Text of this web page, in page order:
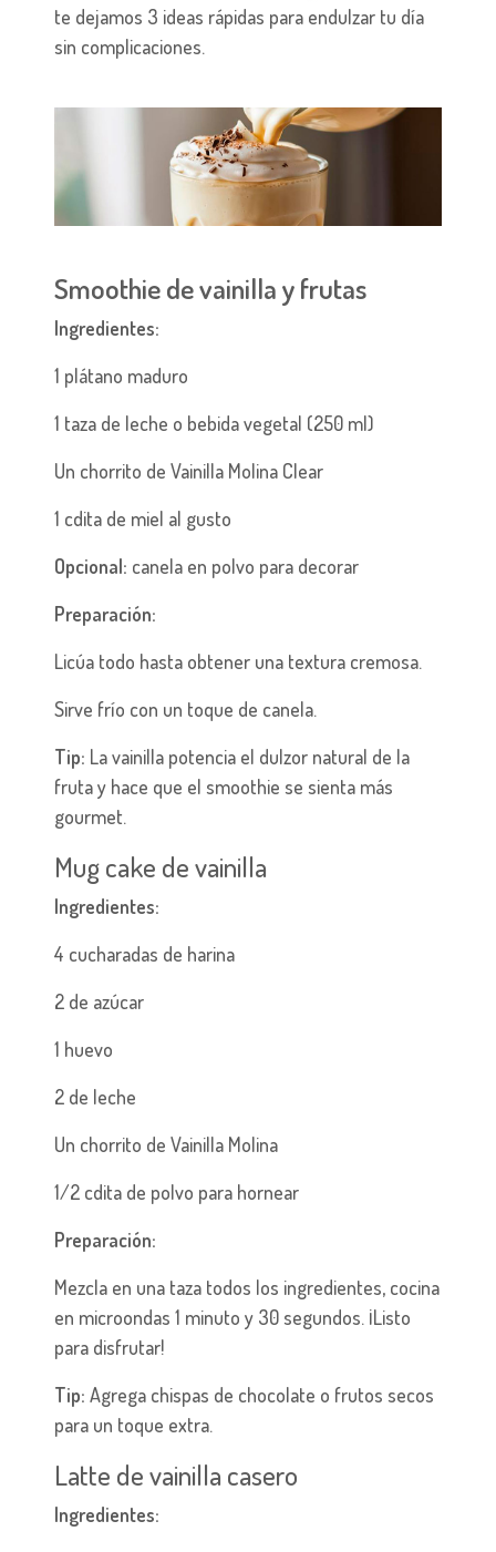
te dejamos 3 ideas rápidas para endulzar tu día
sin complicaciones.
Smoothie de vainilla y frutas
Ingredientes:
1 plátano maduro
1 taza de leche o bebida vegetal (250 ml)
Un chorrito de Vainilla Molina Clear
1 cdita de miel al gusto
Opcional: canela en polvo para decorar
Preparación:
Licúa todo hasta obtener una textura cremosa.
Sirve frío con un toque de canela.
Tip: La vainilla potencia el dulzor natural de la
fruta y hace que el smoothie se sienta más
gourmet.
Mug cake de vainilla
Ingredientes:
4 cucharadas de harina
2 de azúcar
1 huevo
2 de leche
Un chorrito de Vainilla Molina
1/2 cdita de polvo para hornear
Preparación:
Mezcla en una taza todos los ingredientes, cocina
en microondas 1 minuto y 30 segundos. ¡Listo
para disfrutar!
Tip:Agrega chispas de chocolate o frutos secos
para un toque extra.
Latte de vainilla casero
Ingredientes: